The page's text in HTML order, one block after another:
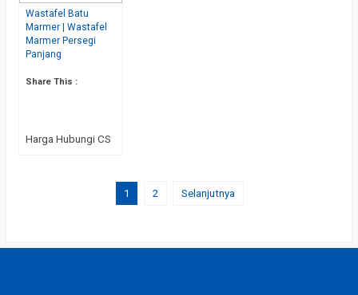
Wastafel Batu
Marmer | Wastafel
Marmer Persegi
Panjang
Share This :
Harga Hubungi CS
1 2 Selanjutnya